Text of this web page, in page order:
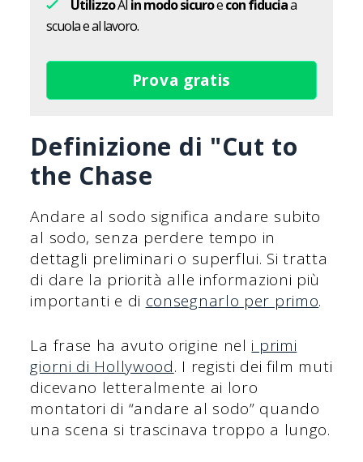
UtilizzoAI in modo sicuroecon fiduciaa
scuola e al lavoro.
Prova gratis
Definizione di "Cut to
the Chase
Andare al sodo significa andare subito
al sodo, senza perdere tempo in
dettagli preliminari o superflui. Si tratta
di dare la priorità alle informazioni più
importanti e di consegnarlo per primo.
La frase ha avuto origine nel i primi
giorni di Hollywood. I registi dei film muti
dicevano letteralmente ai loro
montatori di “andare al sodo” quando
una scena si trascinava troppo a lungo.